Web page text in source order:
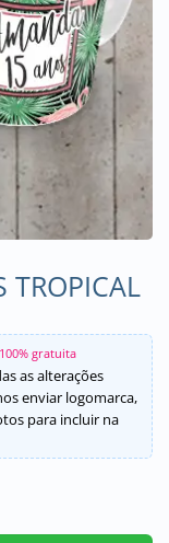
TROPICAL
gratuita
as alterações
enviar logomarca,
para incluir na